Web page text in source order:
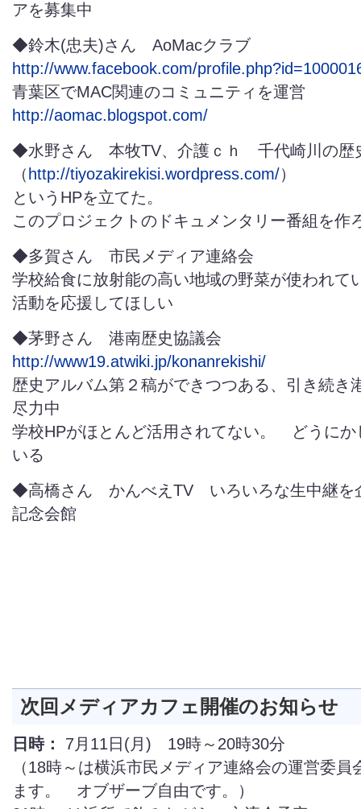
アを募集中
◆鈴木(忠夫)さん AoMacクラブ
http://www.facebook.com/
青葉区でMAC関連のコミュニティを運営
http://aomac.blogspot.com/
◆水野さん 本牧TV、介護ｃｈ 千代崎川の歴
（ http://tiyozakirekisi.wordpress.com/）
というHPを立てた。
このプロジェクトのドキュメンタリー番組を作
◆多賀さん 市民メディア連絡会
学校給食に放射能の高い地域の野菜が使われて
活動を応援してほしい
◆茅野さん 港南歴史協議会
http://www19.atwiki.jp/konanrekishi/
歴史アルバム第２稿ができつつある、引き続き
尽力中
学校HPがほとんど活用されてない。 どうにか
いる
◆高橋さん かんべえTV いろいろな生中継を
記念会館
次回メディアカフェ開催のお知らせ
日時：
7月11日(月) 19時～20時30分
（18時～は横浜市民メディア連絡会の運営委員
ます。 オブザーブ自由です。）